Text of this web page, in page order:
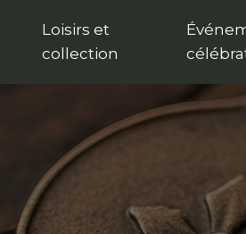
Loisirs et
collection